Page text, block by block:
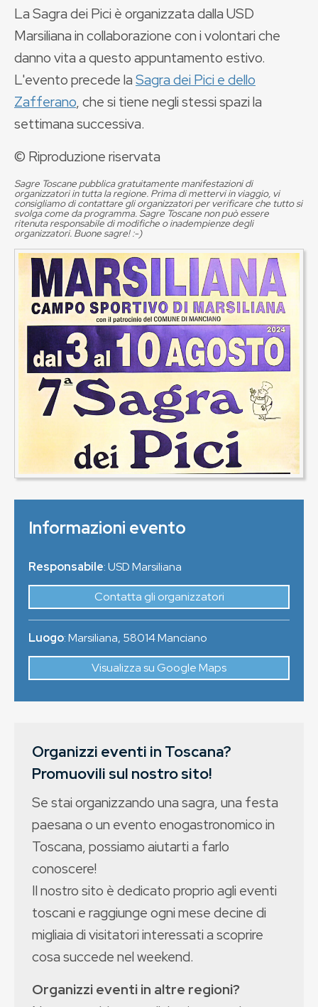
La Sagra dei Pici è organizzata dalla USD
Marsiliana in collaborazione con i volontari che
danno vita a questo appuntamento estivo.
L'evento precede laSagra dei Pici e dello
Zafferano, che si tiene negli stessi spazi la
settimana successiva.
© Riproduzione riservata
Sagre Toscane pubblica gratuitamente manifestazioni di
organizzatori in tutta la regione. Prima di mettervi in viaggio, vi
consigliamo di contattare gli organizzatori per verificare che tutto si
svolga come da programma. Sagre Toscane non può essere
ritenuta responsabile di modifiche o inadempienze degli
organizzatori. Buone sagre! :-)
Informazioni evento
Responsabile: USD Marsiliana
Contatta gli organizzatori
Luogo:Marsiliana, 58014Manciano
Visualizza su Google Maps
Organizzi eventi in Toscana?
Promuovili sul nostro sito!
Se stai organizzando una sagra, una festa
paesana o un evento enogastronomico in
Toscana, possiamo aiutarti a farlo
conoscere!
Il nostro sito è dedicato proprio agli eventi
toscani e raggiunge ogni mese decine di
migliaia di visitatori interessati a scoprire
cosa succede nel weekend.
Organizzi eventi in altre regioni?